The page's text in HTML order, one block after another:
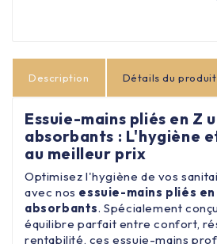
Description Détails du produit
Essuie-mains pliés en Z
absorbants : L'hygiène
au meilleur prix
Optimisez l'hygiène de vos
avec nos essuie-mains pliés
absorbants. Spécialement
équilibre parfait entre confort,
rentabilité, ces essuie-mains